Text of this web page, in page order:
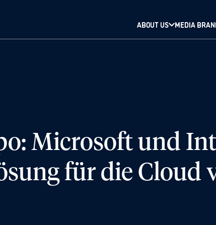
ABOUT US MEDIA
Microsoft und
für die Cloud